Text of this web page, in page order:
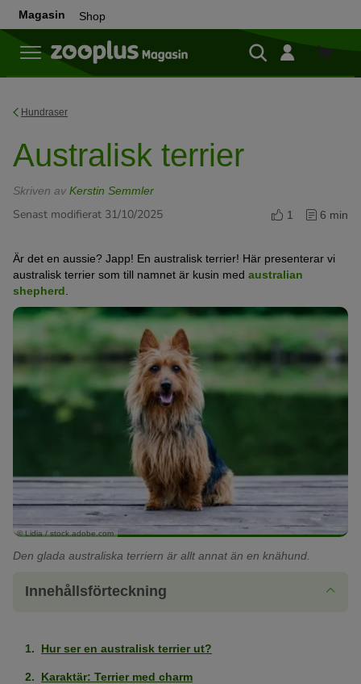
Magasin Shop
Shop
Hundraser
Australisk terrier
Skriven av Kerstin Semmler
Senast modifierat 31/10/2025 1 6 min
Är det en aussie? Japp! En australisk terrier! Här presenterar vi
australisk terrier som till namnet är kusin med australian
shepherd
© Lidia / stock.adobe.com
Den glada australiska terriern är allt annat än en knähund.
Innehållsförteckning
Hur ser en australisk terrier ut?
Karaktär: Terrier med charm